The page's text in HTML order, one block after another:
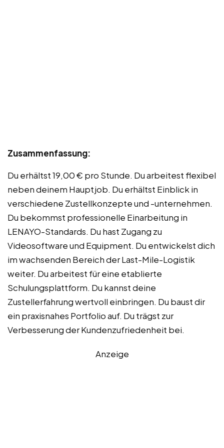
Zusammenfassung:
Du erhältst 19,00 € pro Stunde. Du arbeitest flexibel
neben deinem Hauptjob. Du erhältst Einblick in
verschiedene Zustellkonzepte und -unternehmen.
Du bekommst professionelle Einarbeitung in
LENAYO-Standards. Du hast Zugang zu
Videosoftware und Equipment. Du entwickelst dich
im wachsenden Bereich der Last-Mile-Logistik
weiter. Du arbeitest für eine etablierte
Schulungsplattform. Du kannst deine
Zustellerfahrung wertvoll einbringen. Du baust dir
ein praxisnahes Portfolio auf. Du trägst zur
Verbesserung der Kundenzufriedenheit bei.
Anzeige